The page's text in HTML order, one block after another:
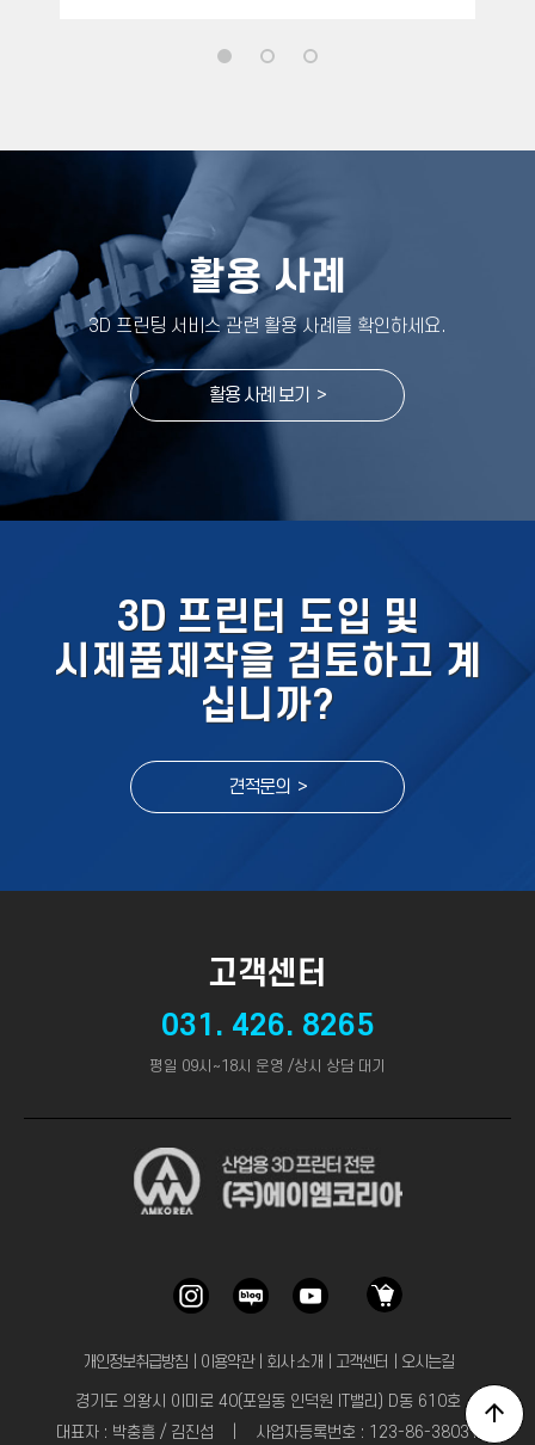
활용 사례
3D 프린팅 서비스 관련 활용 사례를 확인하세요.
활용 사례 보기 >
3D 프린터 도입 및
시제품제작을 검토하고 계
십니까?
견적문의 >
고객센터
031. 426. 8265
평일 09시~18시 운영 /상시 상담 대기
개인정보취급방침｜ 이용약관｜ 회사 소개 고객센터 오시는길
경기도 의왕시 이미로 40(포일동 인덕원 IT밸리) D동 610호
대표자 : 박충흠 / 김진섭 | 사업자등록번호 : 123-86-38031